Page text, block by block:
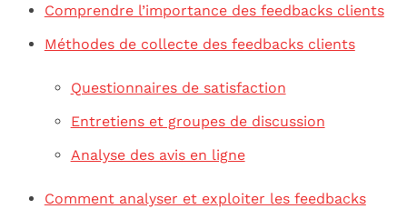
Comprendre l’importance des feedbacks clients
Méthodes de collecte des feedbacks clients
Questionnaires de satisfaction
Entretiens et groupes de discussion
Analyse des avis en ligne
Comment analyser et exploiter les feedbacks